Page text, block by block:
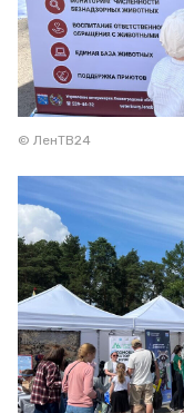
© ЛенТВ24